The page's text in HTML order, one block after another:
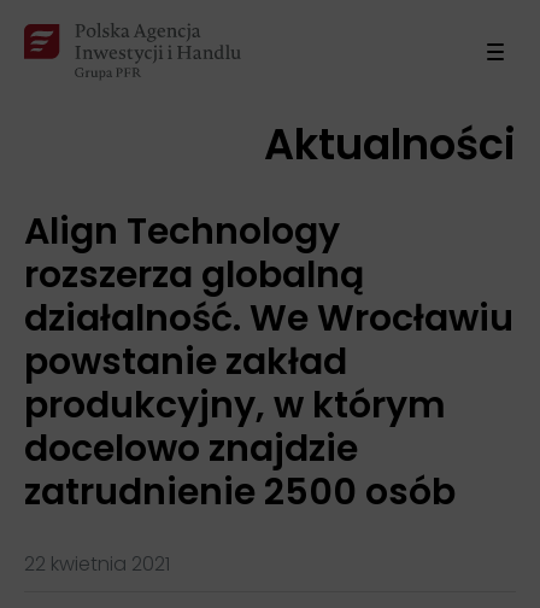
Aktualności
Align Technology
rozszerza globalną
działalność. We Wrocławiu
powstanie zakład
produkcyjny, w którym
docelowo znajdzie
zatrudnienie 2500 osób
22 kwietnia 2021